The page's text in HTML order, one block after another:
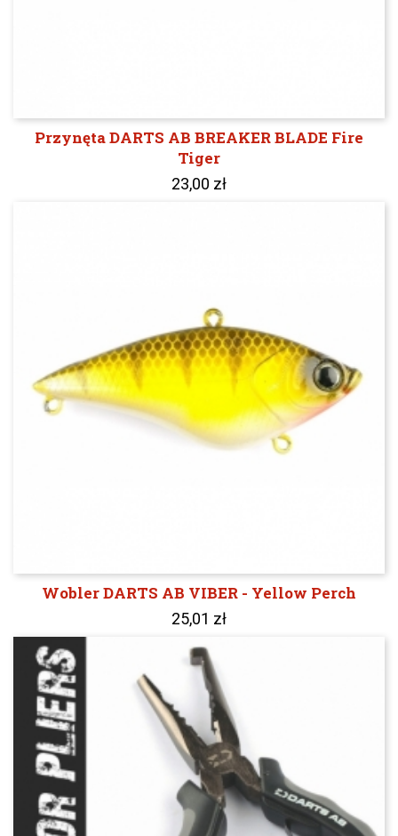
Przynęta DARTS AB BREAKER BLADE Fire
Tiger
23,00 zł
Wobler DARTS AB VIBER - Yellow Perch
25,01 zł